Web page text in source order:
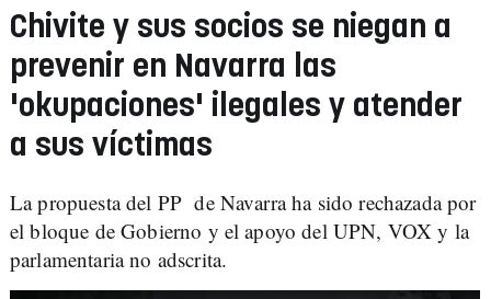
Chivite y sus socios se niegan a
prevenir en Navarra las
'okupaciones' ilegales y atender
a sus víctimas
La propuesta del PP de Navarra ha sido rechazada por
el bloque de Gobierno y el apoyo del UPN, VOX y la
parlamentaria no adscrita.